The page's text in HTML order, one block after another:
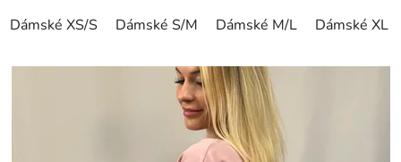
Dámské XS/S Dámské S/M Dámské M/L Dámské XL